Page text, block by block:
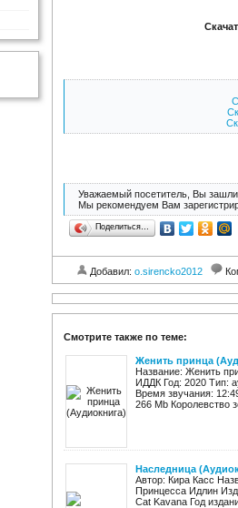
Уважаемый посетитель, Вы зашли
Мы рекомендуем Вам
Поделиться…
Добавил: o.sirencko2012
Смотрите также по теме:
Женить принца
Название: Женить
ИДДК Год: 2020 Тип:
Время звучания:
266 Mb Королевство
Наследница
Автор: Кира Касс
Принцесса Идлин
Cat Kavana Год